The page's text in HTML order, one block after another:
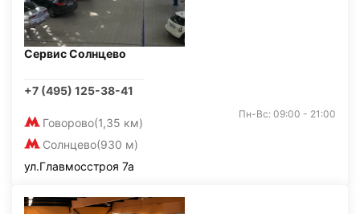
Сервис Солнцево
+7 (495) 125-38-41
Говорово(1,35 км)
Солнцево(930 м)
Пн-Вс: 09:00 - 21:00
ул.Главмосстроя 7а